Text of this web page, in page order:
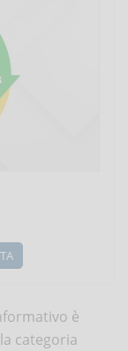
è
categoria